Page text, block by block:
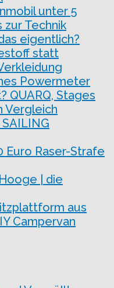
unter 5
zur Technik
eigentlich?
statt
Powermeter
QUARQ, Stages
Vergleich
Euro Raser-Strafe
| die
aus
Campervan